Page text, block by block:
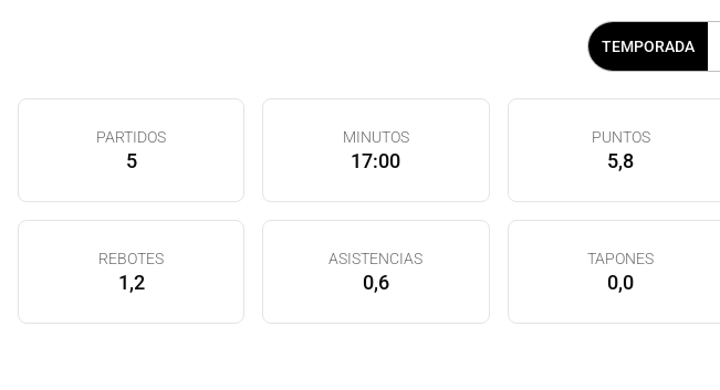
TEMPORADA
PARTIDOS
5
MINUTOS
17:00
PUNTOS
5,8
REBOTES
1,2
ASISTENCIAS
0,6
TAPONES
0,0